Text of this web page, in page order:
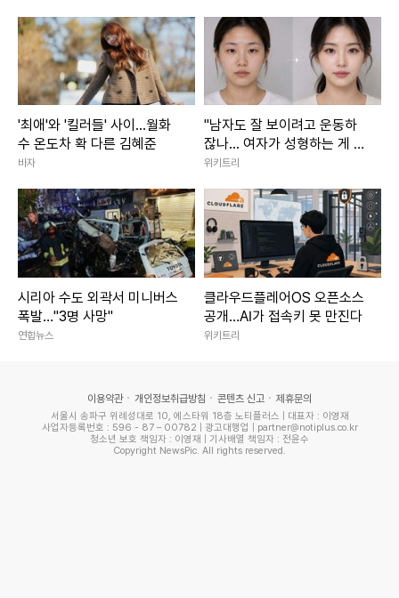
'최애'와 '킬러들' 사이...월화
수 온도차 확 다른 김혜준
바자
"남자도 잘 보이려고 운동하
잖나... 여자가 성형하는 게 대
체 왜 문제냐"
위키트리
시리아 수도 외곽서 미니버스
폭발…"3명 사망"
연합뉴스
클라우드플레어OS 오픈소스
공개…AI가 접속키 못 만진다
위키트리
이용약관 개인정보취급방침 콘텐츠 신고 제휴문의
서울시 송파구 위례성대로 10, 에스타워 18층 노티플러스 | 대표자 : 이영재
사업자등록번호 : 596 - 87 – 00782 | 광고대행업 | partner@notiplus.co.kr
청소년 보호 책임자 : 이영재 | 기사배열 책임자 : 전윤수
Copyright NewsPic. All rights reserved.